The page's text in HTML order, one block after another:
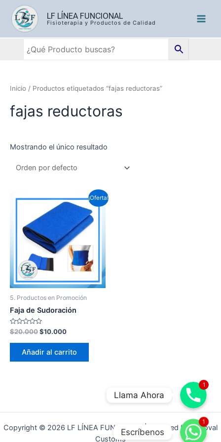
LF LÍNEA FUNCIONAL
Fisioterapia y Productos de Calidad
Inicio / Productos etiquetados “fajas reductoras”
fajas reductoras
Mostrando el único resultado
¡Oferta!
5. Productos en Promoción
Faja de Sudoración
Valorado
en
0
$20.000$10.000
Añadir al carrito
Copyright © 2026 LF LÍNEA FUNCIONAL | Powered by Yenoval
Customs
WhatsApp
1
Escríbenos
1
Llama Ahora